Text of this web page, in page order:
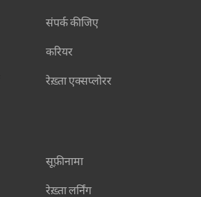
संपर्क कीजिए
करियर
रेख़्ता एक्सप्लोरर
सूफ़ीनामा
रेख़्ता लर्निंग